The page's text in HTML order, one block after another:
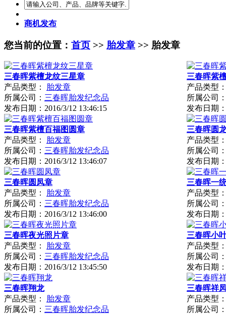
商机发布
您当前的位置： 首页 >> 胎发章 >> 胎发章
三春晖紫檀龙纹三星章
产品类型：
胎发章
所属公司： 三春晖胎发纪念品
发布日期： 2016/3/12 13:46:15
三春晖紫
产品类型
所属公司
发布日期
三春晖紫檀百福图圆章
产品类型：
胎发章
所属公司： 三春晖胎发纪念品
发布日期： 2016/3/12 13:46:07
三春晖圆
产品类型
所属公司
发布日期
三春晖圆凤章
产品类型：
胎发章
所属公司： 三春晖胎发纪念品
发布日期： 2016/3/12 13:46:00
三春晖一
产品类型
所属公司
发布日期
三春晖夜光照片章
产品类型：
胎发章
所属公司： 三春晖胎发纪念品
发布日期： 2016/3/12 13:45:50
三春晖小
产品类型
所属公司
发布日期
三春晖翔龙
产品类型：
胎发章
所属公司： 三春晖胎发纪念品
三春晖祥
产品类型
所属公司